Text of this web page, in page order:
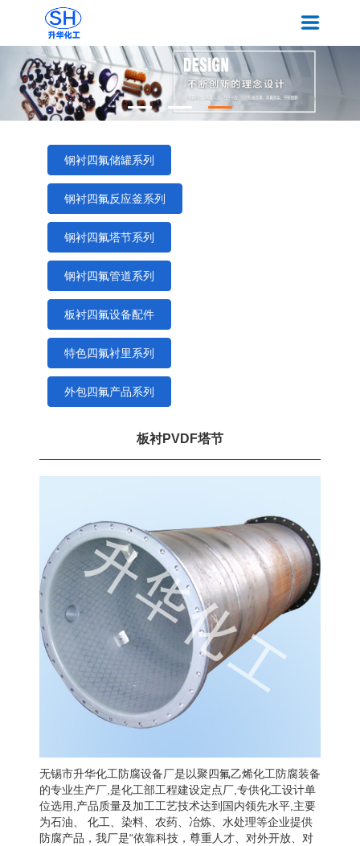
钢衬四氟储罐系列
钢衬四氟反应釜系列
钢衬四氟塔节系列
钢衬四氟管道系列
板衬四氟设备配件
特色四氟衬里系列
外包四氟产品系列
板衬PVDF塔节
无锡市升华化工防腐设备厂是以聚四氟乙烯化工防腐装备
的专业生产厂,是化工部工程建设定点厂,专供化工设计单
位选用,产品质量及加工工艺技术达到国内领先水平,主要
为石油、 化工、染料、农药、冶炼、水处理等企业提供
防腐产品，我厂是“依靠科技，尊重人才、对外开放、对